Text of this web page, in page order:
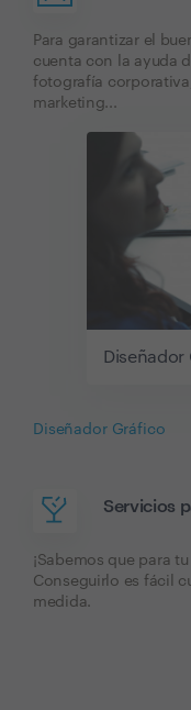
Para garantizar el
cuenta con la ayuda
fotografía
marketing...
Diseñador
Diseñador Gráfico
Servicios
¡Sabemos que para
Conseguirlo es fácil
medida.